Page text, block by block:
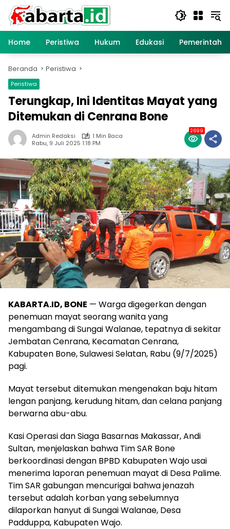
Langsung
konten
Home
Peristiwa Hukum Edukasi
Beranda Peristiwa
Peristiwa
Terungkap, Ini Identitas Mayat yang
Ditemukan di Cenrana Bone
Admin Redaksi
1 Min Baca
Rabu, 9 Juli 2025 1:18 PM
2699
KABARTA.ID, BONE — Warga digegerkan dengan
penemuan mayat seorang wanita yang
mengambang di Sungai Walanae, tepatnya di sekitar
Jembatan Cenrana, Kecamatan Cenrana,
Kabupaten Bone, Sulawesi Selatan, Rabu (9/7/2025)
pagi.
Mayat tersebut ditemukan mengenakan baju hitam
lengan panjang, kerudung hitam, dan celana panjang
berwarna abu-abu.
Kasi Operasi dan Siaga Basarnas Makassar, Andi
Sultan, menjelaskan bahwa Tim SAR Bone
berkoordinasi dengan BPBD Kabupaten Wajo usai
menerima laporan penemuan mayat di Desa Palime.
Tim SAR gabungan mencurigai bahwa jenazah
tersebut adalah korban yang sebelumnya
dilaporkan hanyut di Sungai Walanae, Desa
Padduppa, Kabupaten Wajo.